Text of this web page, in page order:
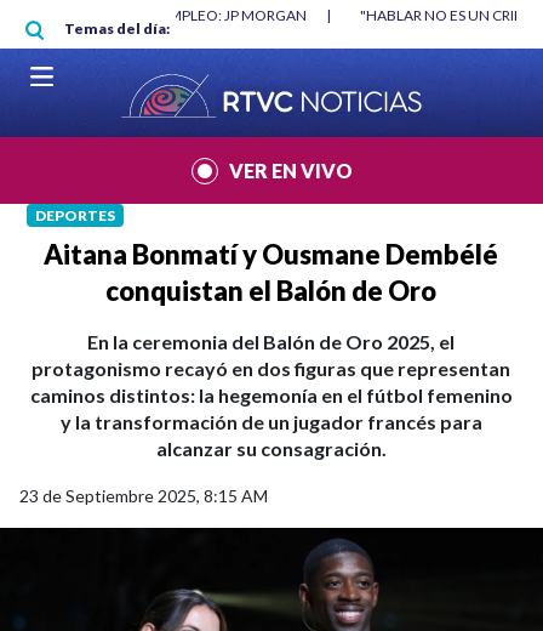
Pasar al contenido principal
Temas del día:
"HABLAR NO ES UN CRIMEN": CARTA DE BETO CORAL | ABELARDO
VER EN VIVO
DEPORTES
Aitana Bonmatí y Ousmane Dembélé
conquistan el Balón de Oro
En la ceremonia del Balón de Oro 2025, el
protagonismo recayó en dos figuras que representan
caminos distintos: la hegemonía en el fútbol femenino
y la transformación de un jugador francés para
alcanzar su consagración.
23 de Septiembre 2025, 8:15 AM